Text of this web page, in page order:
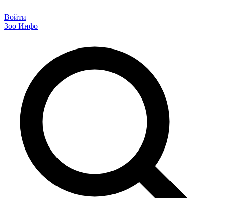
Войти
Зоо Инфо